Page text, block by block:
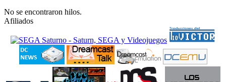
No se encontraron hilos.
Afiliados